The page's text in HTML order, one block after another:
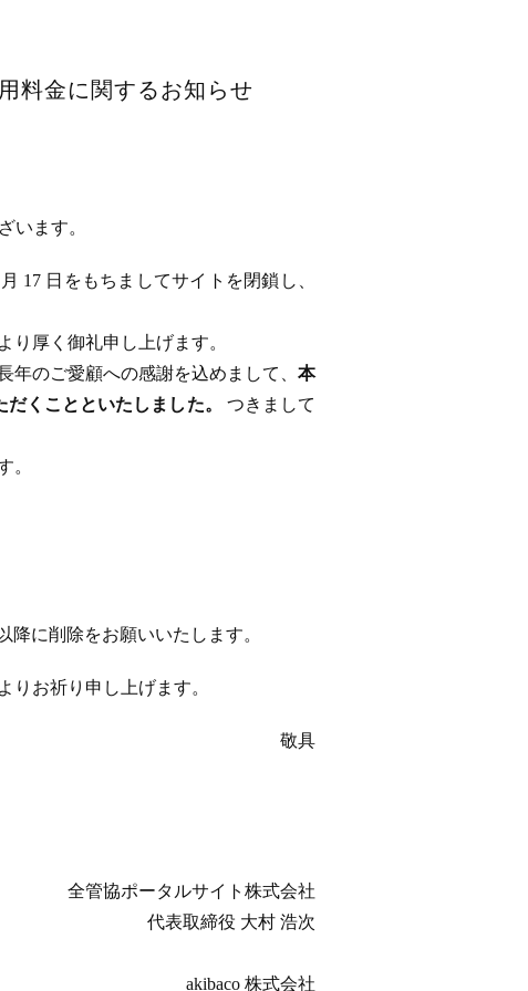
料金に関するお知らせ
います。
17 日をもちましてサイトを閉鎖し、
厚く御礼申し上げます。
のご愛顧への感謝を込めまして、 本
くことといたしました。 つきまして
。
降に削除をお願いいたします。
お祈り申し上げます。
敬具
全管協ポータルサイト株式会社
代表取締役 大村 浩次
akibaco 株式会社